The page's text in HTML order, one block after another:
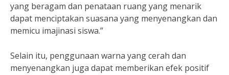
yang beragam dan penataan ruang yang menarik
dapat menciptakan suasana yang menyenangkan dan
memicu imajinasi siswa.”
Selain itu, penggunaan warna yang cerah dan
menyenangkan juga dapat memberikan efek positif